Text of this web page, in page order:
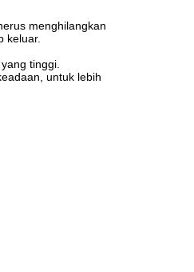
menghilangkan
keluar.
tinggi.
untuk lebih